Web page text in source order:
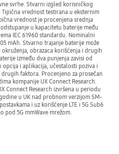
svrhe. Stvarni izgled korisničkog
vrednost testirana u eksternim
vrednost je procenjena srednja
u kapacitetu baterije među
IEC 61960 standardu. Nominalni
mAh. Stvarno trajanje baterije može
obrazaca korišćenja i drugih
između dva punjenja zavisi od
i aplikacija, učestalosti poziva i
faktora. Procenjeno za prosečan
kompanije UX Connect Research.
Connect Research izvršena u periodu
godine u UK nad probnom verzijom SM-
i uz korišćenje LTE i 5G Sub6
pod 5G mmWave mrežom.